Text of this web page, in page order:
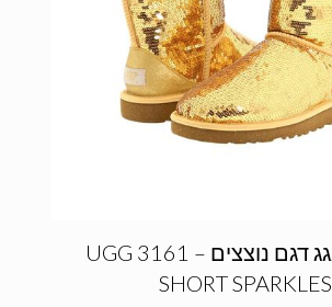
מגפי האגג דגם נוצצים – UGG 3161
SHORT SPARKLES